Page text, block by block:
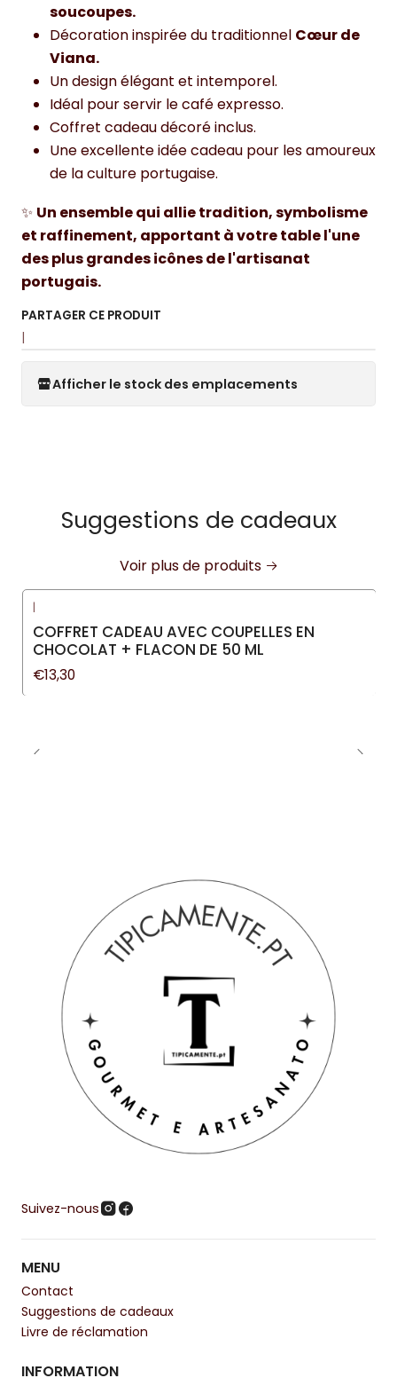
soucoupes.
Décoration inspirée du traditionnel Cœur de
Viana.
Un design élégant et intemporel.
Idéal pour servir le café expresso.
Coffret cadeau décoré inclus.
Une excellente idée cadeau pour les amoureux
de la culture portugaise.
✨ Un ensemble qui allie tradition, symbolisme
et raffinement, apportant à votre table l'une
des plus grandes icônes de l'artisanat
portugais.
PARTAGER CE PRODUIT
|
Afficher le stock des emplacements
Suggestions de cadeaux
Voir plus de produits
|
COFFRET CADEAU AVEC COUPELLES EN
CHOCOLAT + FLACON DE 50 ML
€13,30
Suivez-nous
MENU
Contact
Suggestions de cadeaux
Livre de réclamation
INFORMATION